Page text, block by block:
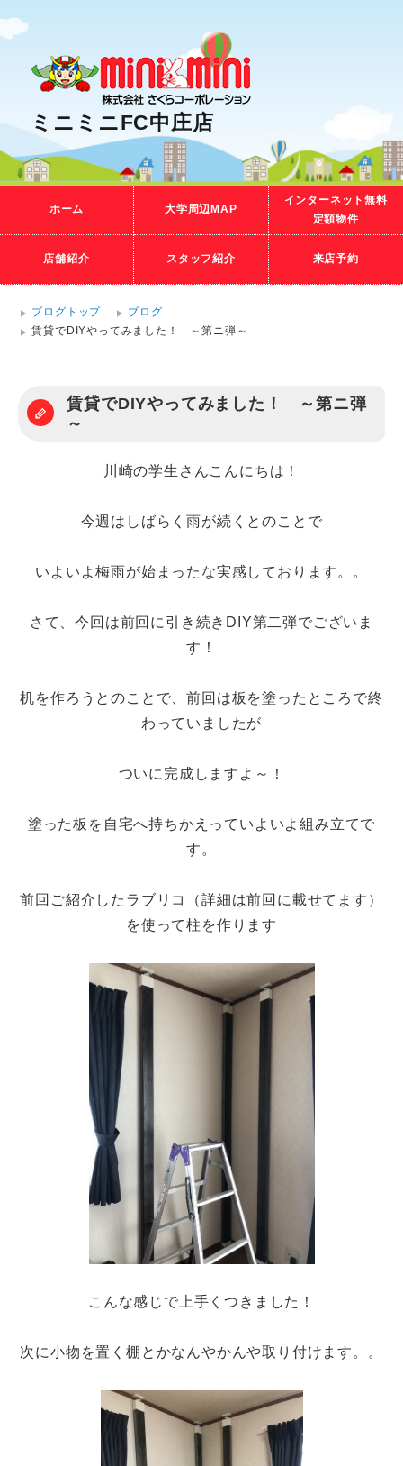
ミニミニFC中庄店
ホーム 大学周辺MAP
インターネット無料
定額物件
店舗紹介 スタッフ紹介 来店予約
ブログトップ
ブログ
賃貸でDIYやってみました！ ～第ニ弾～
賃貸でDIYやってみました！ ～第ニ弾
～
川崎の学生さんこんにちは！
今週はしばらく雨が続くとのことで
いよいよ梅雨が始まったな実感しております。。
さて、今回は前回に引き続きDIY第二弾でございま
す！
机を作ろうとのことで、前回は板を塗ったところで終
わっていましたが
ついに完成しますよ～！
塗った板を自宅へ持ちかえっていよいよ組み立てで
す。
前回ご紹介したラブリコ（詳細は前回に載せてます）
を使って柱を作ります
こんな感じで上手くつきました！
次に小物を置く棚とかなんやかんや取り付けます。。